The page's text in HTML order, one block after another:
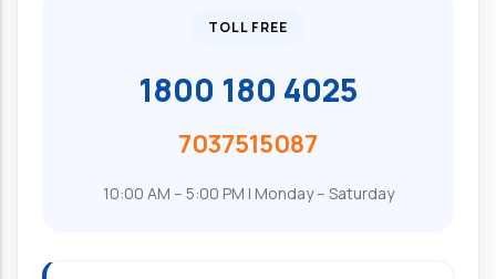
TOLL FREE
1800 180 4025
7037515087
10:00 AM – 5:00 PM | Monday – Saturday